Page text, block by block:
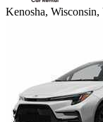
Kenosha, Wisconsin,